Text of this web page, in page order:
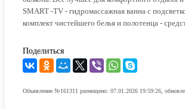
SMART -TV - гидромассажная ванна с
комплект чистейшего белья и полотенца -
Поделиться
Объявление №161311 размещено: 07.01.2026 19:59:26,